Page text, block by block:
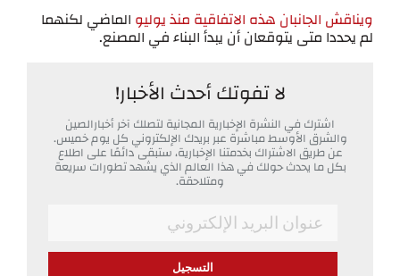
ويناقش الجانبان هذه الاتفاقية منذ يوليو الماضي لكنهما
لم يحددا متى يتوقعان أن يبدأ البناء في المصنع.
لا تفوتك أحدث الأخبار!
اشترك في النشرة الإخبارية المجانية لتصلك آخر أخبارالصين
والشرق الأوسط مباشرة عبر بريدك الإلكتروني كل يوم خميس.
عن طريق الاشتراك بخدمتنا الإخبارية، ستبقى دائمًا على اطلاع
بكل ما يحدث حولك في هذا العالم الذي يشهد تطورات سريعة
ومتلاحقة.
Email
*